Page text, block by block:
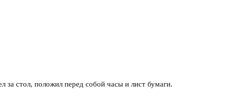
за стол, положил перед собой часы и лист бумаги.